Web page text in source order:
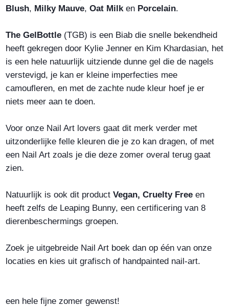
Blush, Milky Mauve, Oat Milken Porcelain.
The GelBottle (TGB) is een Biab die snelle bekendheid
heeft gekregen door Kylie Jenner en Kim Khardasian, het
is een hele natuurlijk uitziende dunne gel die de nagels
verstevigd, je kan er kleine imperfecties mee
camoufleren, en met de zachte nude kleur hoef je er
niets meer aan te doen.
Voor onze Nail Art lovers gaat dit merk verder met
uitzonderlijke felle kleuren die je zo kan dragen, of met
een Nail Art zoals je die deze zomer overal terug gaat
zien.
Natuurlijk is ook dit product Vegan, Cruelty Free en
heeft zelfs de Leaping Bunny, een certificering van 8
dierenbeschermings groepen.
Zoek je uitgebreide Nail Art boek dan op één van onze
locaties en kies uit grafisch of handpainted nail-art.
een hele fijne zomer gewenst!